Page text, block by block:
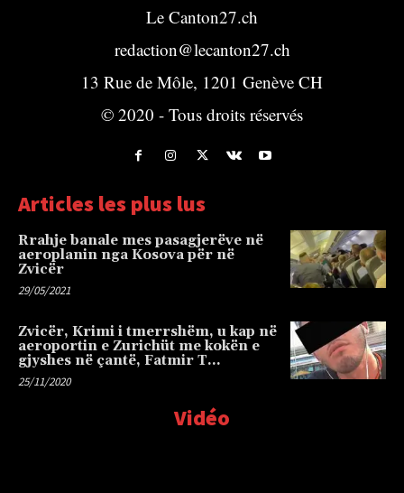
Le Canton27.ch
redaction@lecanton27.ch
13 Rue de Môle, 1201 Genève CH
© 2020 - Tous droits réservés
Articles les plus lus
Rrahje banale mes pasagjerëve në
aeroplanin nga Kosova për në
Zvicër
29/05/2021
Zvicër, Krimi i tmerrshëm, u kap në
aeroportin e Zurichüt me kokën e
gjyshes në çantë, Fatmir T…
25/11/2020
Vidéo